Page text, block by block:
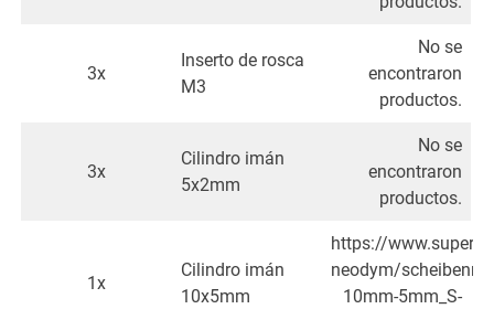
3x
Inserto de rosca
M3
No se
encontraron
productos.
3x
Cilindro imán
5x2mm
No se
encontraron
productos.
1x
Cilindro imán
10x5mm
https://
neodym/
10mm-5mm_S-